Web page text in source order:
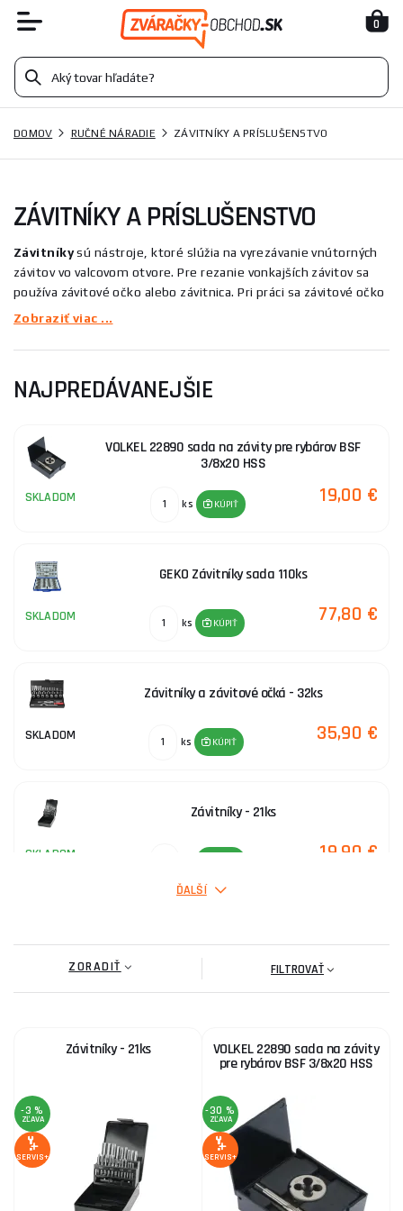
0
DOMOV RUČNÉ NÁRADIE ZÁVITNÍKY A PRÍSLUŠENSTVO
ZÁVITNÍKY A PRÍSLUŠENSTVO
Závitníkysú nástroje, ktoré slúžia na vyrezávanie vnútorných
závitov vo valcovom otvore. Pre rezanie vonkajších závitov sa
používa závitové očko alebo závitnica. Pri práci sa závitové očko
alebo závitnica upevňujú do vratidla. Vratidlo zaisťuje
zaisťuje pôsobenie sily na materiál. Závitník má tvar skrutky so
triesky. Pri rezaní závitov sa závitníkom je dôležité ho mazať
ocele je pre mazanie vhodný repkový olej a pri rezaní do liatiny
sa používa stlačený vzduch.
Ponúkame Vám závitníky samotné alebo v sadách s Vratidla a
Zobraziť viac ...
NAJPREDÁVANEJŠIE
VOLKEL 22890 sada na závity pre rybárov BSF
3/8x20 HSS
SKLADOM ks KÚPIŤ 19,00 €
GEKO Závitníky sada 110ks
SKLADOM ks KÚPIŤ 77,80 €
Závitníky a závitové očká - 32ks
SKLADOM ks KÚPIŤ 35,90 €
Závitníky - 21ks
SKLADOM 19,90 €
SKLADOM u dodávateľa 42,10 €
Sada sekáčov na matice 4ks 9-27mm
SKLADOM KÚPIŤ
Vratidlo stavitelné, pre závitníky M3-M12 - 1-1/2",
ĎALŠÍ
ZORADIŤ FILTROVAŤ
Závitníky - 21ks
-3 %
ZĽAVA
SERVIS+
VOLKEL 22890 sada na závity
pre rybárov BSF 3/8x20 HSS
-30 %
ZĽAVA
SERVIS+